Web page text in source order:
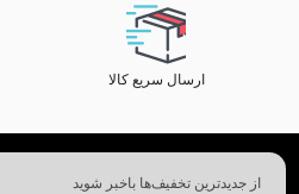
ارسال سریع کالا